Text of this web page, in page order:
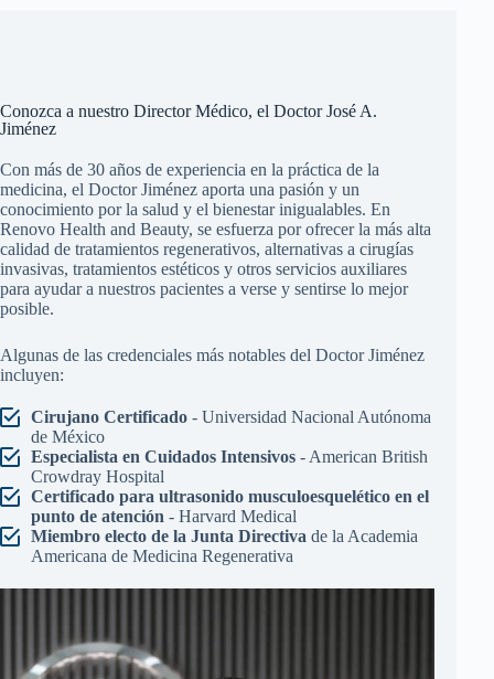
Conozca a nuestro Director Médico, el Doctor José A.
Jiménez
Con más de 30 años de experiencia en la práctica de la
medicina, el Doctor Jiménez aporta una pasión y un
conocimiento por la salud y el bienestar inigualables. En
Renovo Health and Beauty, se esfuerza por ofrecer la más alta
calidad de tratamientos regenerativos, alternativas a cirugías
invasivas, tratamientos estéticos y otros servicios auxiliares
para ayudar a nuestros pacientes a verse y sentirse lo mejor
posible.
Algunas de las credenciales más notables del Doctor Jiménez
incluyen:
Cirujano Certificado- Universidad Nacional Autónoma
de México
Especialista en Cuidados Intensivos- American British
Crowdray Hospital
Certificado para ultrasonido musculoesquelético en el
punto de atención - Harvard Medical
Miembro electo de la Junta Directiva de la Academia
Americana de Medicina Regenerativa